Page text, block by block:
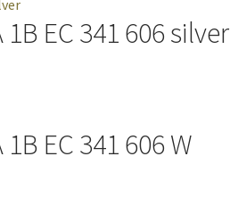
EC 341 606 silver
EC 341 606 W